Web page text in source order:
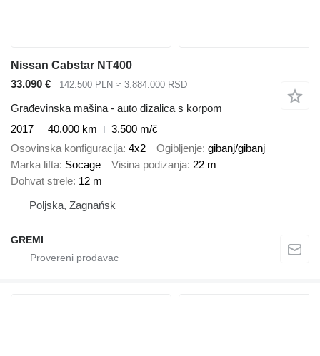
Nissan Cabstar NT400
33.090 €
142.500 PLN ≈ 3.884.000 RSD
Građevinska mašina - auto dizalica s korpom
2017
40.000 km
3.500 m/č
Osovinska konfiguracija 4x2 Ogibljenje gibanj/gibanj
Marka lifta Socage Visina podizanja 22 m
Dohvat strele 12 m
Poljska, Zagnańsk
GREMI